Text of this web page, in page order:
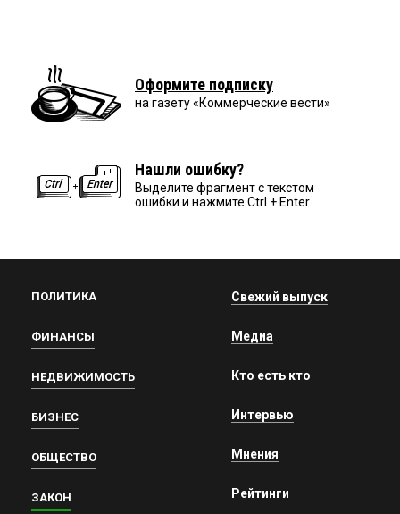
Оформите подписку
на газету «Коммерческие вести»
Нашли ошибку?
Выделите фрагмент с текстом
ошибки и нажмите Ctrl + Enter.
ПОЛИТИКА
ФИНАНСЫ
НЕДВИЖИМОСТЬ
БИЗНЕС
ОБЩЕСТВО
ЗАКОН
Свежий выпуск
Медиа
Кто есть кто
Интервью
Мнения
Рейтинги